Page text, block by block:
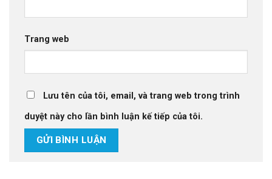
Trang web
Lưu tên của tôi, email, và trang web trong trình
duyệt này cho lần bình luận kế tiếp của tôi.